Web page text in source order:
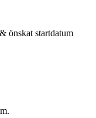
önskat startdatum